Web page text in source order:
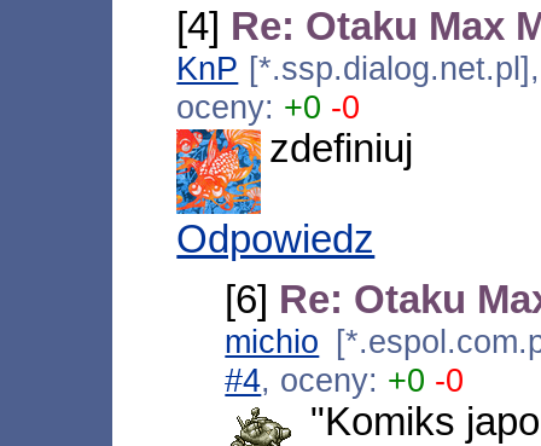
[4] Re: Otaku Max
KnP
oceny: +0 -0
zdefiniuj
Odpowiedz
[6] Re: Otaku
michio
#4, oceny: +0 -0
"Komiks